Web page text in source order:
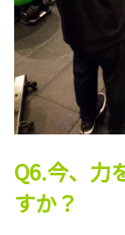
Q6.今、力
すか？